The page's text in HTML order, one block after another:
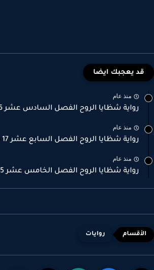
قد يعجبك ايضا
منذ عام
رواية شظايا الروح الفصل السادس عشر 16 بقلم فريده...
منذ عام
رواية شظايا الروح الفصل السابع عشر 17 بقلم فريده احمد
منذ عام
رواية شظايا الروح الفصل الخامس عشر 15 بقلم فريده احمد
روايات